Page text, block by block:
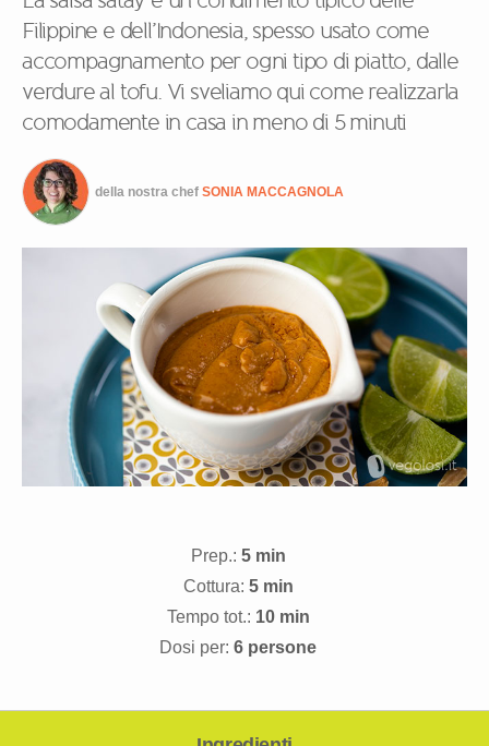
Filippine e dell’Indonesia, spesso usato come
accompagnamento per ogni tipo di piatto, dalle
verdure al tofu. Vi sveliamo qui come realizzarla
comodamente in casa in meno di 5 minuti
della nostra chef SONIA MACCAGNOLA
Prep.: 5 min
Cottura: 5 min
Tempo tot.: 10 min
Dosi per: 6 persone